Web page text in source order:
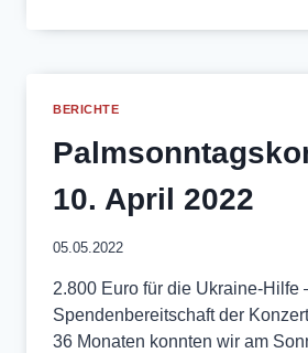
BERICHTE
10. April 2022
05.05.2022
2.800 Euro für die Ukraine-Hilfe
Spendenbereitschaft der
36 Monaten konnten wir am